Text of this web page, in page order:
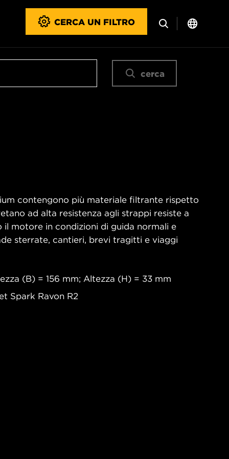
CERCA UN FILTRO
cerca
contengono più materiale filtrante rispetto
ad alta resistenza agli strappi resiste a
motore in condizioni di guida normali e
sterrate, cantieri, brevi tragitti e viaggi
(B) = 156 mm; Altezza (H) = 33 mm
Spark Ravon R2